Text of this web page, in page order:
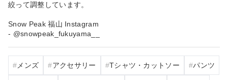
絞って調整しています。
Snow Peak 福山 Instagram
- @snowpeak_fukuyama__
メンズ アクセサリー Tシャツ・カットソー パンツ